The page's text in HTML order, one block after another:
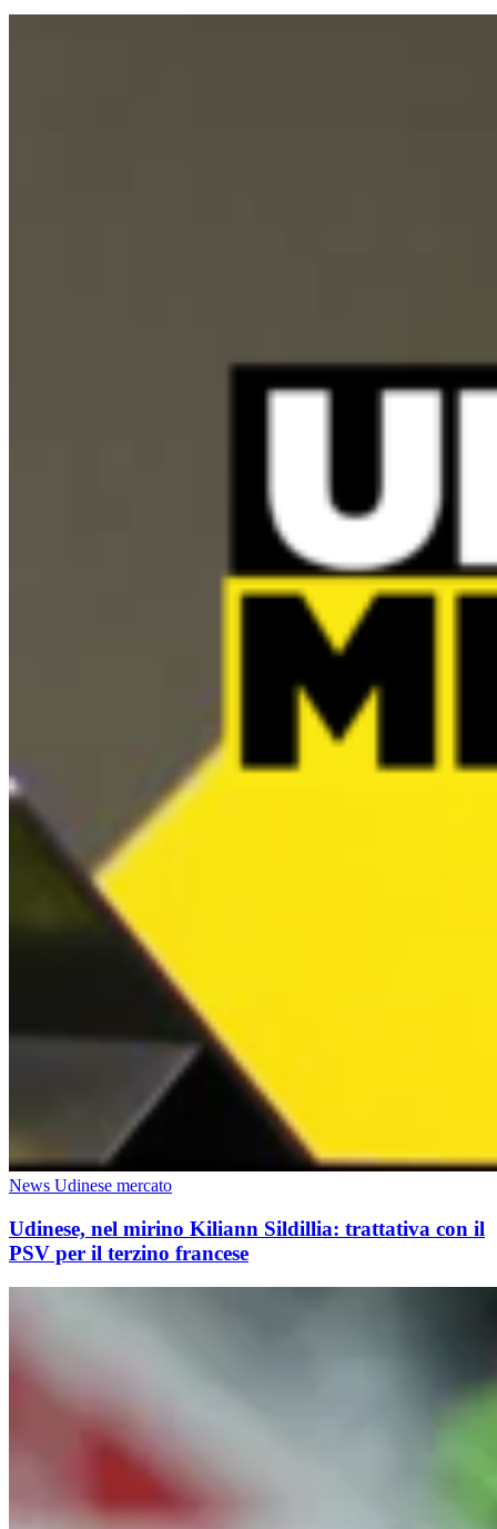
News Udinese mercato
Udinese, nel mirino Kiliann Sildillia: trattativa con il
PSV per il terzino francese